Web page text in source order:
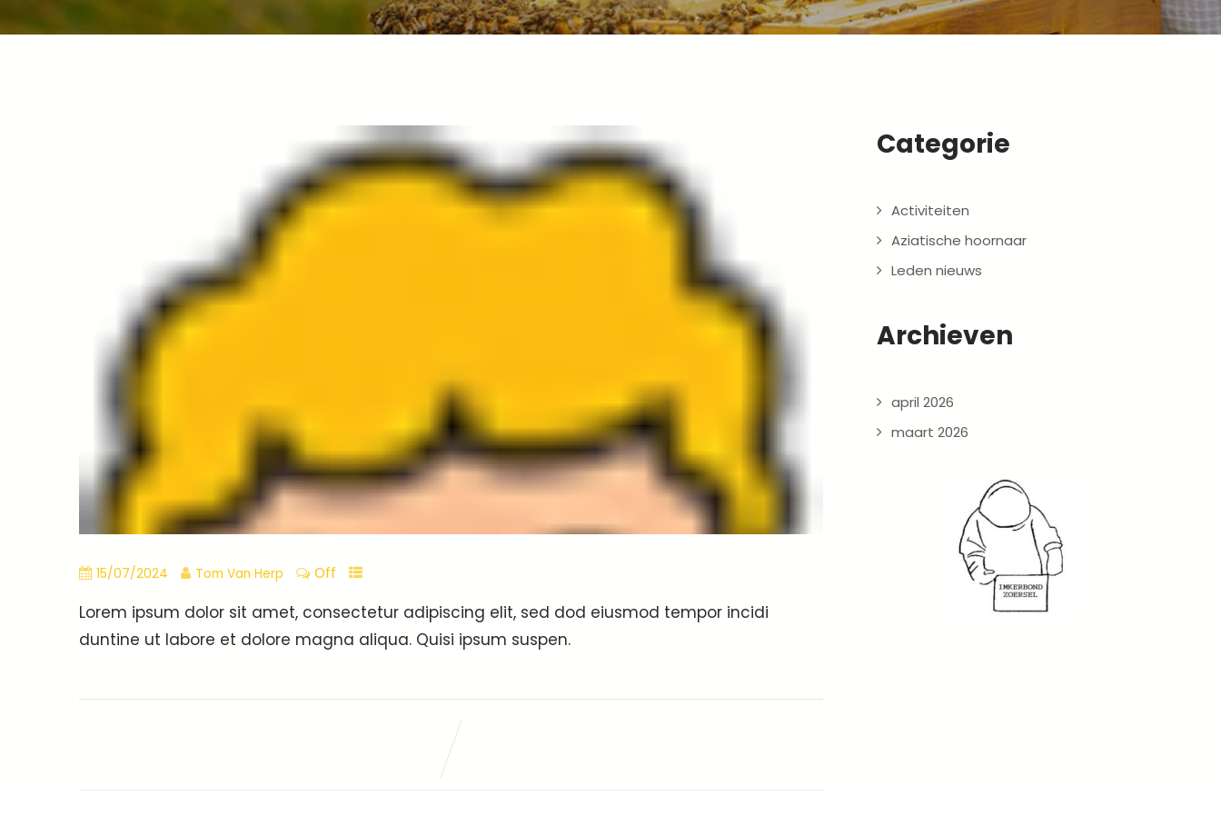
15/07/2024 Tom Van Herp Off
Lorem ipsum dolor sit amet, consectetur adipiscing elit, sed dod eiusmod tempor incidi
duntine ut labore et dolore magna aliqua. Quisi ipsum suspen.
Categorie
Activiteiten
Aziatische hoornaar
Leden nieuws
Archieven
april 2026
maart 2026